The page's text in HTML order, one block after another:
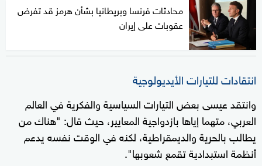
محادثات فرنسا وبريطانيا بشأن هرمز قد تفرض
عقوبات على إيران
انتقادات للتيارات الأيديولوجية
وانتقد عيسى بعض التيارات السياسية والفكرية في العالم
العربي، متهما إياها بازدواجية المعايير، حيث قال: "هناك من
يطالب بالحرية والديمقراطية، لكنه في الوقت نفسه يدعم
أنظمة استبدادية تقمع شعوبها".